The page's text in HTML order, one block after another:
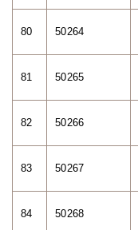
80 50264
81 50265
82 50266
83 50267
84 50268